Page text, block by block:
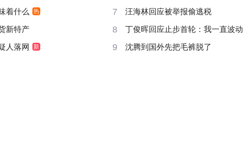
着什么 热 7 汪海林回应被举报偷逃税
新特产 8 丁俊晖回应止步首轮：我一直波动很大
人落网 新 9 沈腾到国外先把毛裤脱了